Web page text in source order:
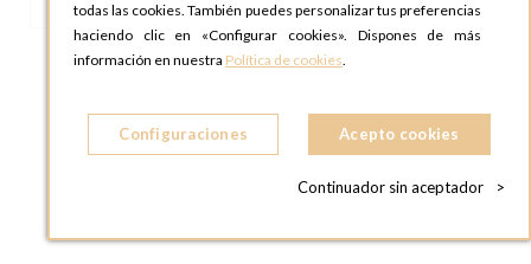
Taza y plato de té Plano Ribete Oro 22
todas las cookies. También puedes personalizar tus preferencias
haciendo clic en «Configurar cookies». Dispones de más
información en nuestra Política de cookies.
Configuraciones Acepto cookies
Continuador sin aceptador >